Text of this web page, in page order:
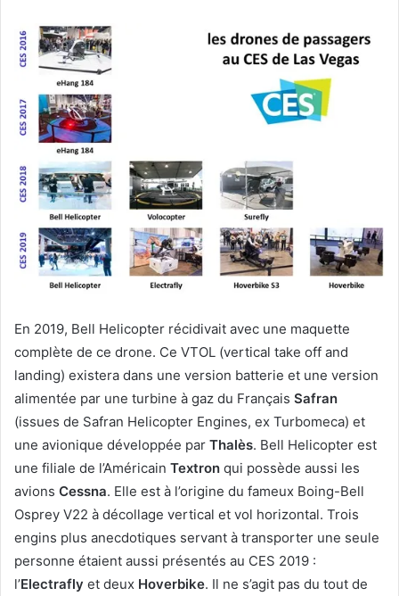
En 2019, Bell Helicopter récidivait avec une maquette
complète de ce drone. Ce VTOL (vertical take off and
landing) existera dans une version batterie et une version
alimentée par une turbine à gaz du Français Safran
(issues de Safran Helicopter Engines, ex Turbomeca) et
une avionique développée par Thalès. Bell Helicopter est
une filiale de l’Américain Textron qui possède aussi les
avions Cessna. Elle est à l’origine du fameux Boing-Bell
Osprey V22 à décollage vertical et vol horizontal. Trois
engins plus anecdotiques servant à transporter une seule
personne étaient aussi présentés au CES 2019 :
l’Electrafly et deux Hoverbike. Il ne s’agit pas du tout de